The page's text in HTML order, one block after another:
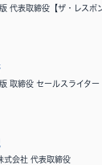
代表取締役【ザ・レスポ
取締役 セールスライター
式会社 代表取締役